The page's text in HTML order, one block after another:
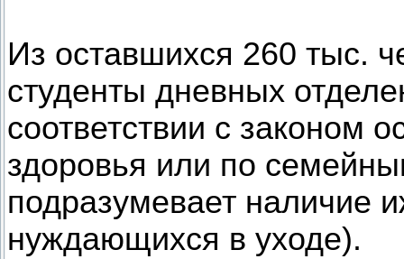
Из оставшихся 260 тыс.
студенты дневных
соответствии с законом
здоровья или по
подразумевает наличие
нуждающихся в уходе).